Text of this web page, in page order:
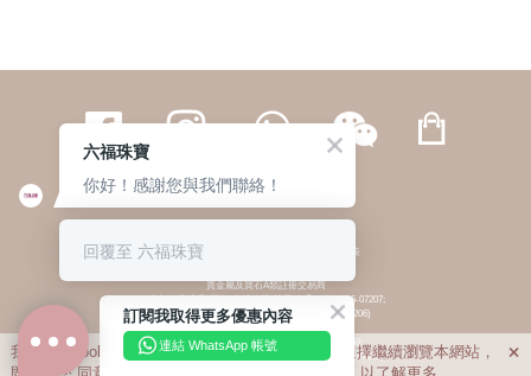
繁體 | 簡体
© 六福集團 版權所有 不得轉載 私隱政策
貴金屬及寶石A類註冊交易商
(六福企業禮品(國際)有限公司-註冊號碼:A-B-24-05-07207;
六福電子商貿有限公司-註冊號碼:A-B-24-05-07206)
貴金屬及寶石B類註冊交易商
(六福集團有限公司-註冊號碼:B-B-24-05-07258;
六福珠寶金行(香港)有限公司-註冊號碼:B-B-24-05-07259)
我們利用cookies為您提供最佳的瀏覽體驗。若您選擇繼續瀏覽本網站，

訂閱我取得更多優惠內容
連結 WhatsApp 帳號
六福珠寶
你好！感謝您與我們聯絡！
回覆至 六福珠寶